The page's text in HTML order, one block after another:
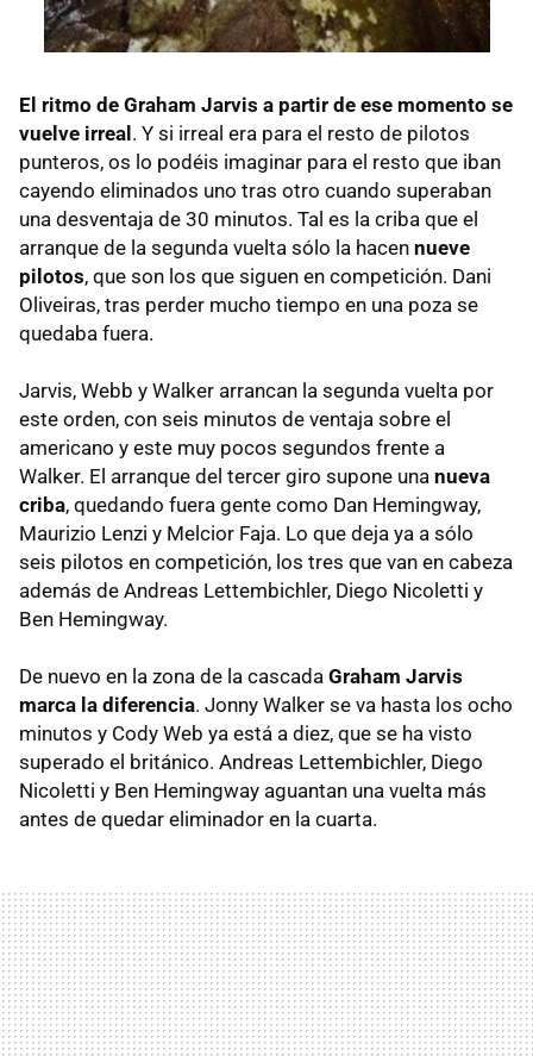
El ritmo de Graham Jarvis a partir de ese momento se
vuelve irreal. Y si irreal era para el resto de pilotos
punteros, os lo podéis imaginar para el resto que iban
cayendo eliminados uno tras otro cuando superaban
una desventaja de 30 minutos. Tal es la criba que el
arranque de la segunda vuelta sólo la hacen nueve
pilotos, que son los que siguen en competición. Dani
Oliveiras, tras perder mucho tiempo en una poza se
quedaba fuera.
Jarvis, Webb y Walker arrancan la segunda vuelta por
este orden, con seis minutos de ventaja sobre el
americano y este muy pocos segundos frente a
Walker. El arranque del tercer giro supone una nueva
criba, quedando fuera gente como Dan Hemingway,
Maurizio Lenzi y Melcior Faja. Lo que deja ya a sólo
seis pilotos en competición, los tres que van en cabeza
además de Andreas Lettembichler, Diego Nicoletti y
Ben Hemingway.
De nuevo en la zona de la cascada Graham Jarvis
marca la diferencia. Jonny Walker se va hasta los ocho
minutos y Cody Web ya está a diez, que se ha visto
superado el británico. Andreas Lettembichler, Diego
Nicoletti y Ben Hemingway aguantan una vuelta más
antes de quedar eliminador en la cuarta.